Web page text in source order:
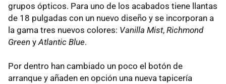
grupos ópticos. Para uno de los acabados tiene llantas
de 18 pulgadas con un nuevo diseño y se incorporan a
la gama tres nuevos colores: Vanilla Mist, Richmond
Green y Atlantic Blue.
Por dentro han cambiado un poco el botón de
arranque y añaden en opción una nueva tapicería